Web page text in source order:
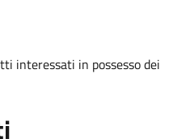
interessati in possesso dei